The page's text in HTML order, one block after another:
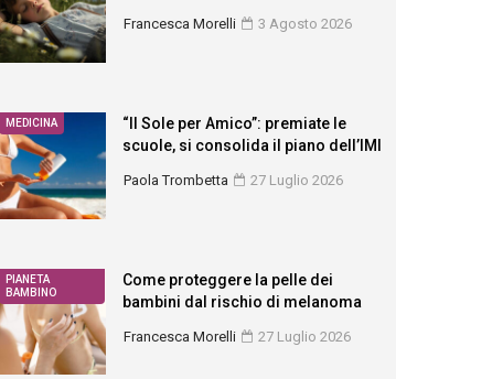
Francesca Morelli 3 Agosto 2026
MEDICINA
“Il Sole per Amico”: premiate le
scuole, si consolida il piano dell’IMI
Paola Trombetta 27 Luglio 2026
PIANETA
BAMBINO
Come proteggere la pelle dei
bambini dal rischio di melanoma
Francesca Morelli 27 Luglio 2026